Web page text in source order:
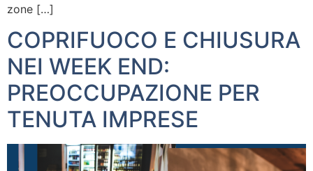
zone […]
COPRIFUOCO E CHIUSURA
NEI WEEK END:
PREOCCUPAZIONE PER
TENUTA IMPRESE